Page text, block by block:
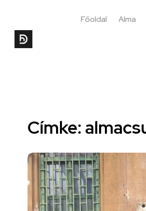
Főoldal Alma
Címke: